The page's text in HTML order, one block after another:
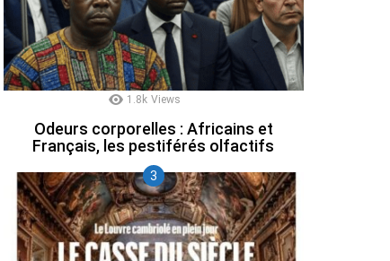
1.8k Views
Odeurs corporelles : Africains et
Français, les pestiférés olfactifs